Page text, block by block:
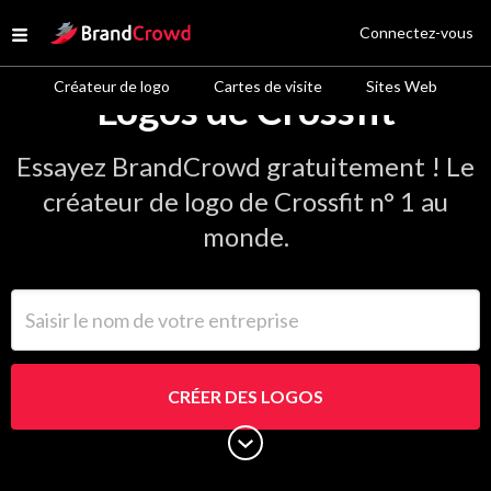
Open menu
Site Logo
Créateur de logo Cartes de visite Sites Web
Connectez-vous
Logos de Crossfit
Essayez BrandCrowd gratuitement ! Le
créateur de logo de Crossfit n° 1 au
monde.
CRÉER DES LOGOS